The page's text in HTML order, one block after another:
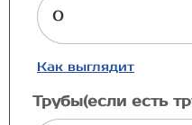
Как выглядит
Трубы(если есть